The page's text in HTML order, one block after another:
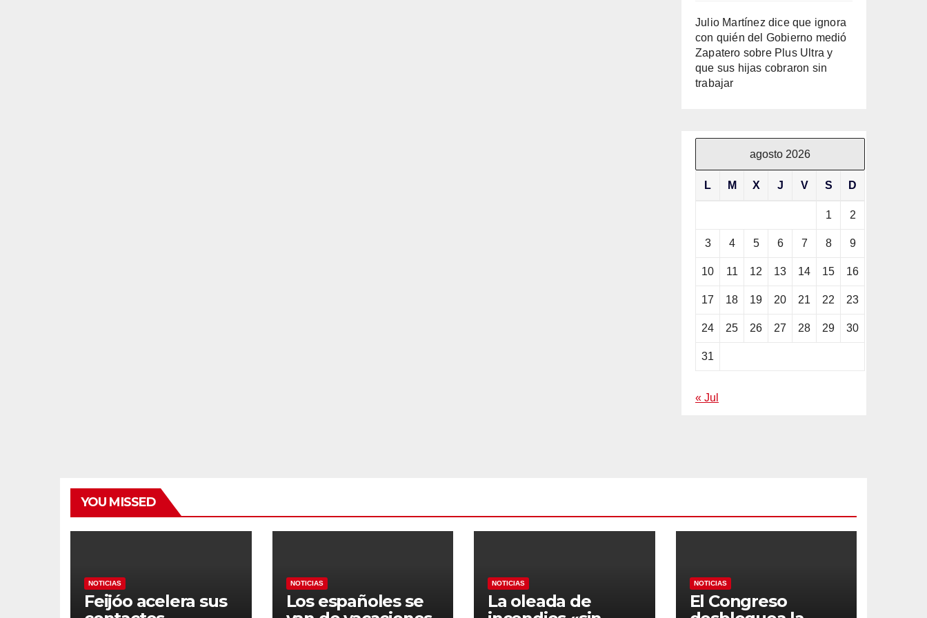
Julio Martínez dice que ignora
con quién del Gobierno medió
Zapatero sobre Plus Ultra y
que sus hijas cobraron sin
trabajar
agosto 2026
L M X J V S D
1 2
3 4 5 6 7 8 9
10 11 12 13 14 15 16
17 18 19 20 21 22 23
24 25 26 27 28 29 30
31
« Jul
YOU MISSED
NOTICIAS
Feijóo acelera sus
NOTICIAS
Los españoles se
NOTICIAS
La oleada de
NOTICIAS
El Congreso